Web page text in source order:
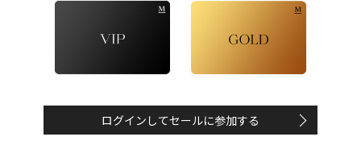
ログインしてセールに参加する